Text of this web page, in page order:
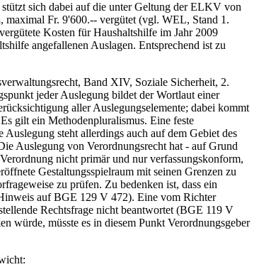
sich dabei auf die unter Geltung der ELKV von
maximal Fr. 9'600.-- vergütet (vgl. WEL, Stand 1.
Kosten für Haushaltshilfe im Jahr 2009
angefallenen Auslagen. Entsprechend ist zu
Band XIV, Soziale Sicherheit, 2.
jeder Auslegung bildet der Wortlaut einer
aller Auslegungselemente; dabei kommt
gilt ein Methodenpluralismus. Eine feste
steht allerdings auch auf dem Gebiet des
Auslegung von Verordnungsrecht hat - auf Grund
nicht primär und nur verfassungskonform,
Gestaltungsspielraum mit seinen Grenzen zu
zu prüfen. Zu bedenken ist, dass ein
auf BGE 129 V 472). Eine vom Richter
Rechtsfrage nicht beantwortet (BGE 119 V
würde, müsste es in diesem Punkt Verordnungsgeber